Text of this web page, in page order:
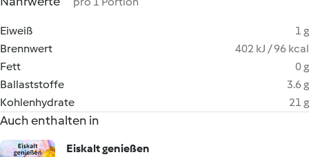
Eiweiß
1 g
Brennwert
402 kJ / 96 kcal
Fett
0 g
Ballaststoffe
3.6 g
Kohlenhydrate
21 g
Auch enthalten in
Eiskalt genießen